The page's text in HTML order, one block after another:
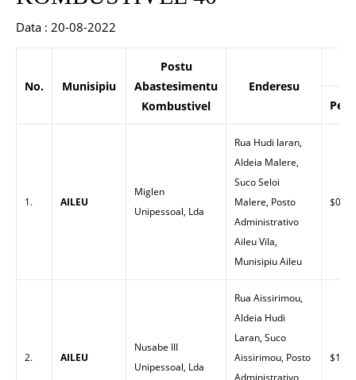
Data : 20-08-2022
No. Munisipiu
Postu
Abastesimentu
Kombustivel
Enderesu
1. AILEU
Miglen
Unipessoal, Lda
Rua Hudi laran,
Aldeia Malere,
Suco Seloi
Malere, Posto
Administrativo
Aileu Vila,
Munisipiu Aileu
$0.00
2. AILEU
Nusabe III
Unipessoal, Lda
Rua Aissirimou,
Aldeia Hudi
Laran, Suco
Aissirimou, Posto
Administrativo
$1.55